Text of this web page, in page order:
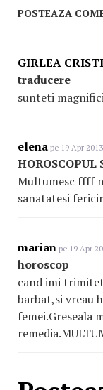
POSTEAZA
GIRLEA
traducere
sunteti
elena pe 19 Apr
HOROSCOPUL
Multumesc ffff
sanatatesi
marian pe 19 Apr
horoscop
cand imi
barbat,si vreau
femei.Greseala